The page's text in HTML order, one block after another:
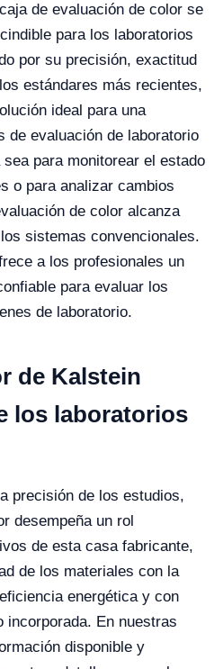
de evaluación de color se
para los laboratorios
por su precisión, exactitud
estándares más recientes,
ideal para una
de evaluación de laboratorio
para monitorear el estado
o para analizar cambios
de color alcanza
sistemas convencionales.
a los profesionales un
para evaluar los
de laboratorio.
de Kalstein
los laboratorios
precisión de los estudios,
desempeña un rol
de esta casa fabricante,
de los materiales con la
energética y con
incorporada. En nuestras
disponible y